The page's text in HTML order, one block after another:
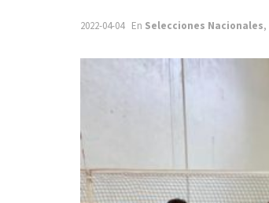
2022-04-04 En Selecciones Nacionales,